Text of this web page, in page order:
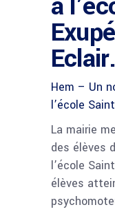
Hem – Un
l’école
La mairie
des élèves
l’école
élèves